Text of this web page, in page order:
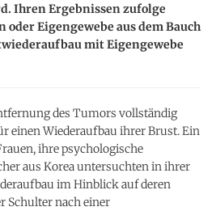
Ihren Ergebnissen zufolge
Eigengewebe aus dem Bauch
mit Eigengewebe
des Tumors vollständig
einen Wiederaufbau ihrer Brust. Ein
ihre psychologische
aus Korea untersuchten in ihrer
im Hinblick auf deren
Schulter nach einer